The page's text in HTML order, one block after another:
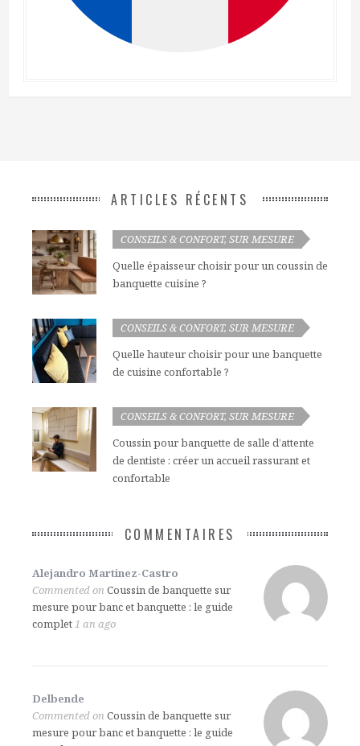
ARTICLES RÉCENTS
CONSEILS & CONFORT, SUR MESURE
Quelle épaisseur choisir pour un coussin de
banquette cuisine ?
CONSEILS & CONFORT, SUR MESURE
Quelle hauteur choisir pour une banquette
de cuisine confortable ?
CONSEILS & CONFORT, SUR MESURE
Coussin pour banquette de salle d’attente
de dentiste : créer un accueil rassurant et
confortable
COMMENTAIRES
Alejandro Martinez-Castro
Commented on Coussin de banquette sur
mesure pour banc et banquette : le guide
complet1 an ago
Delbende
Commented on Coussin de banquette sur
mesure pour banc et banquette : le guide